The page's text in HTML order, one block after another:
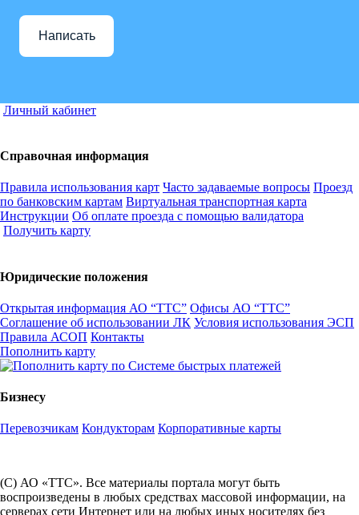
Написать
Личный кабинет
Справочная информация
Правила использования карт Часто задаваемые вопросы Проезд
по банковским картам Виртуальная транспортная карта
Инструкции Об оплате проезда с помощью валидатора
Получить карту
Юридические положения
Открытая информация АО “ТТС” Офисы АО “ТТС”
Соглашение об использовании ЛК Условия использования ЭСП
Правила АСОП Контакты
Пополнить карту
Бизнесу
Перевозчикам Кондукторам Корпоративные карты
(С) АО «ТТС». Все материалы портала могут быть
воспроизведены в любых средствах массовой информации, на
серверах сети Интернет или на любых иных носителях без